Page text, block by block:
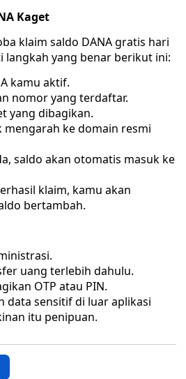
Kaget
klaim saldo DANA gratis hari
langkah yang benar berikut ini:
kamu aktif.
nomor yang terdaftar.
yang dibagikan.
mengarah ke domain resmi
saldo akan otomatis masuk ke
klaim, kamu akan
bertambah.
uang terlebih dahulu.
OTP atau PIN.
data sensitif di luar aplikasi
itu penipuan.